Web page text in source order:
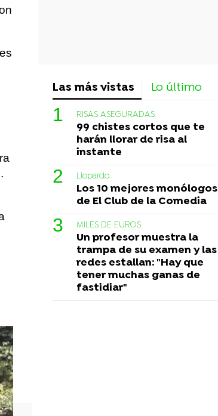
Las más vistas Lo último
RISAS ASEGURADAS
99 chistes cortos que te
harán llorar de risa al
instante
Liopardo
Los 10 mejores monólogos
de El Club de la Comedia
MILES DE EUROS
Un profesor muestra la
trampa de su examen y las
redes estallan: "Hay que
tener muchas ganas de
fastidiar"